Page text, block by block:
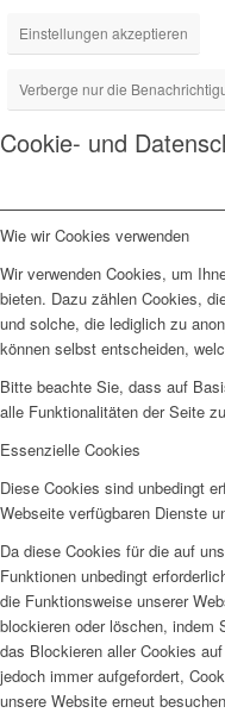
Einstellungen akzeptieren
Verberge nur die
Cookie- und
Wie wir Cookies verwenden
Wir verwenden Cookies, um
bieten. Dazu zählen Cookies,
und solche, die lediglich zu
können selbst entscheiden,
Bitte beachte Sie, dass auf
alle Funktionalitäten der Seite
Essenzielle Cookies
Diese Cookies sind unbedingt
Webseite verfügbaren Dienste
Da diese Cookies für die auf
Funktionen unbedingt
die Funktionsweise unserer
blockieren oder löschen, indem
das Blockieren aller Cookies
jedoch immer aufgefordert,
unsere Website erneut